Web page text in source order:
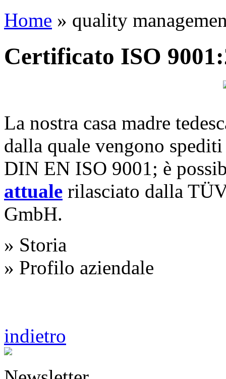
Home » quality
Certificato ISO
La nostra casa madre
dalla quale vengono
DIN EN ISO 9001; è
attuale rilasciato dalla
GmbH.
» Storia
» Profilo aziendale
indietro